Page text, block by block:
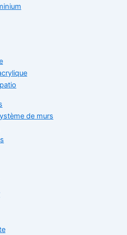
de murs